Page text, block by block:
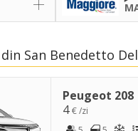
San Benedetto
Peugeot 208
4€ /zi